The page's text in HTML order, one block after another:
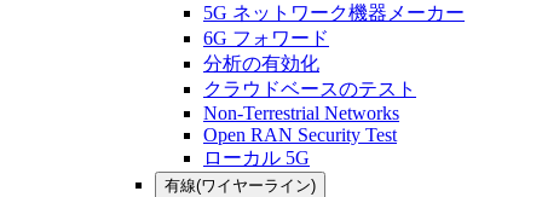
5G ネットワーク機器メーカー
6G フォワード
分析の有効化
クラウドベースのテスト
Non-Terrestrial Networks
Open RAN Security Test
ローカル 5G
有線(ワイヤーライン)